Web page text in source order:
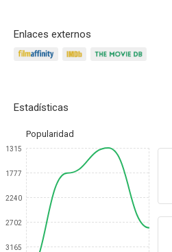
Enlaces externos
Estadísticas
Popularidad
1315
1777
2240
2702
3165